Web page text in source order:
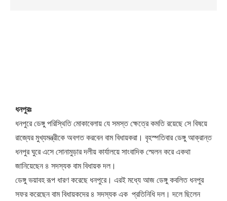
ধনপুরঃ
ধনপুরে ডেঙ্গু পরিস্থিতি মোকাবেলায় যে সমস্ত ক্ষেত্রে কমতি রয়েছে সে বিষয়ে
রাজ্যের মুখ্যমন্ত্রীকে অবগত করবেন বাম বিধায়করা। বৃহস্পতিবার ডেঙ্গু আক্রান্ত
ধনপুর ঘুরে এসে সোনামুড়ার দলীয় কার্যালয়ে সাংবাদিক স্মেলন করে একথা
জানিয়েছেন ৪ সদস্যক বাম বিধায়ক দল।
ডেঙ্গু ভয়াবহ রূপ ধারণ করেছে ধনপুরে। এরই মধ্যে আজ ডেঙ্গু কবলিত ধনপুর
সফর করেছেন বাম বিধায়কদের ৪ সদস্যক এক প্রতিনিধি দল। দলে ছিলেন